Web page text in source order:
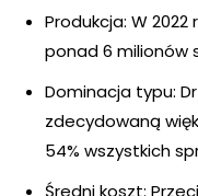
Produkcja: W
ponad 6 milionów
Dominacja typu:
zdecydowaną
54% wszystkich